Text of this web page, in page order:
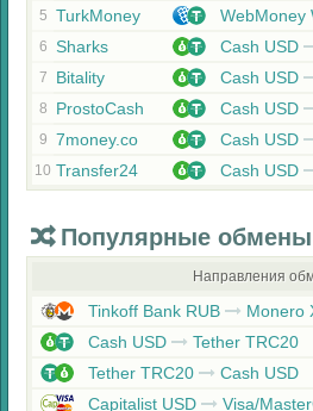
5 TurkMoney WebMoney
6 Sharks Cash USD
7 Bitality Cash USD
8 ProstoCash Cash USD
9 7money.co Cash USD
10 Transfer24 Cash USD
Популярные обмены
Направления
Tinkoff Bank RUB
Monero
Cash USD
Tether TRC20
Tether TRC20
Cash USD
Capitalist USD
Visa/